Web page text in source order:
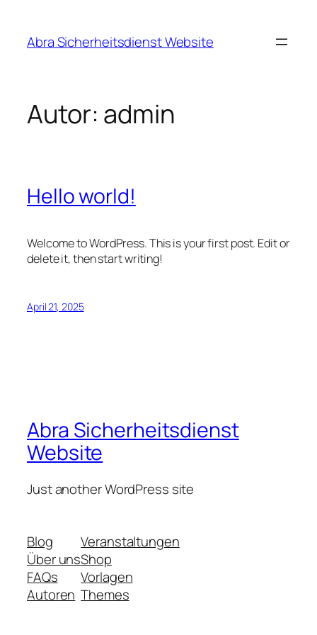
InhaltAbra Sicherheitsdienst Website
Autor: admin
Hello world!
Welcome to WordPress. This is your first post. Edit or
delete it, then start writing!
April 21, 2025
Abra Sicherheitsdienst
Website
Just another WordPress site
Blog
Über uns
FAQs
Autoren
Veranstaltungen
Shop
Vorlagen
Themes